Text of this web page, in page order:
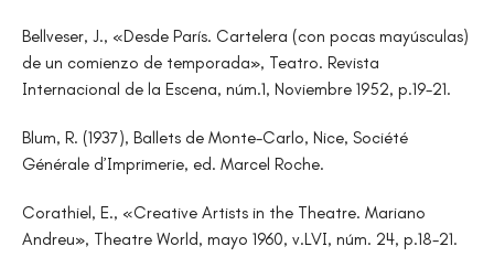
Bellveser, J., «Desde París. Cartelera (con pocas mayúsculas)
de un comienzo de temporada», Teatro. Revista
Internacional de la Escena, núm.1, Noviembre 1952, p.19-21.
Blum, R. (1937), Ballets de Monte-Carlo, Nice, Société
Générale d’Imprimerie, ed. Marcel Roche.
Corathiel, E., «Creative Artists in the Theatre. Mariano
Andreu», Theatre World, mayo 1960, v.LVI, núm. 24, p.18-21.